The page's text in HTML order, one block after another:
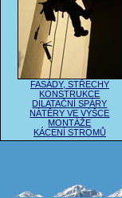
FASÁDY, STŘECHY
KONSTRUKCE
DILATAČNÍ SPÁRY
NÁTĚRY VE VÝŠCE
MONTÁŽE
KÁCENÍ STROMŮ